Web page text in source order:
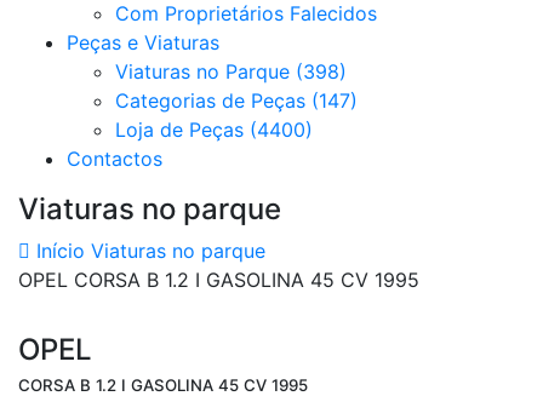
Com Proprietários Falecidos
Peças e Viaturas
Viaturas no Parque (398)
Categorias de Peças (147)
Loja de Peças (4400)
Contactos
Viaturas no parque
Início Viaturas no parque
OPEL CORSA B 1.2 I GASOLINA 45 CV 1995
OPEL
CORSA B 1.2 I GASOLINA 45 CV 1995